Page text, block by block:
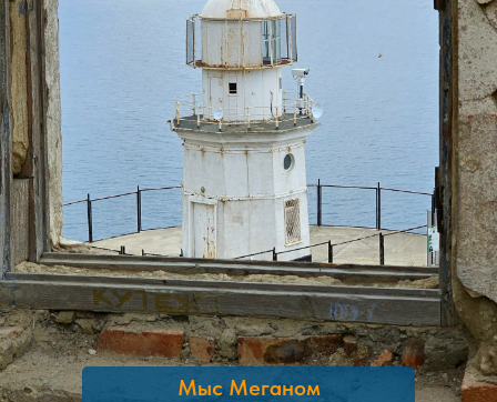
Мыс Меганом